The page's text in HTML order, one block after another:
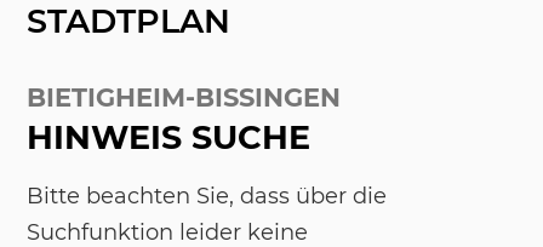
STADTPLAN
BIETIGHEIM-BISSINGEN
HINWEIS SUCHE
Bitte beachten Sie, dass über die
Suchfunktion leider keine